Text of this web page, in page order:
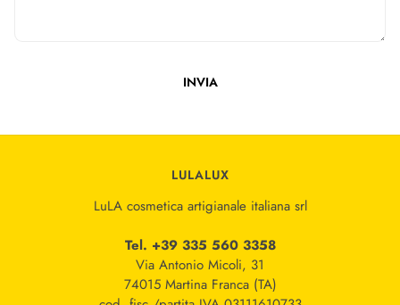
INVIA
LULALUX
LuLA cosmetica artigianale italiana srl
Tel. +39 335 560 3358
Via Antonio Micoli, 31
74015 Martina Franca (TA)